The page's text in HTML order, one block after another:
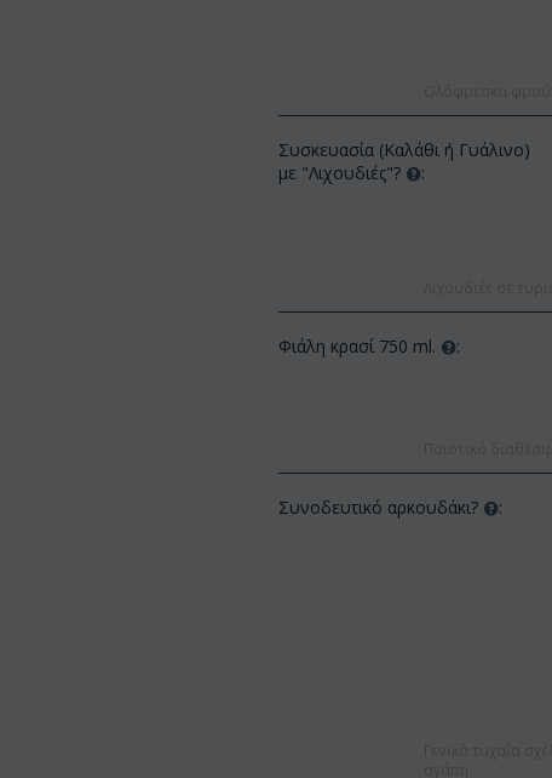
(21) τριαντάφυλλα 60-70 εκ.
(διάφορα χρώμ...
Συσκευασία (Καλάθι ή Γυάλινο)
με "Λιχουδιές"?
:
Φιάλη κρασί 750 ml. :
Συνοδευτικό αρκουδάκι? :